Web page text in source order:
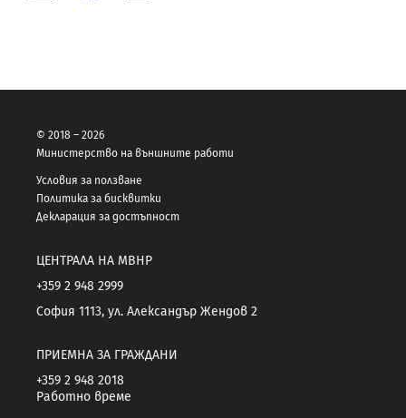
© 2018 – 2026
Министерство на външните работи
Условия за ползване
Политика за бисквитки
Декларация за достъпност
ЦЕНТРАЛА НА МВНР
+359 2 948 2999
София 1113, ул. Александър Жендов 2
ПРИЕМНА ЗА ГРАЖДАНИ
+359 2 948 2018
Работно време